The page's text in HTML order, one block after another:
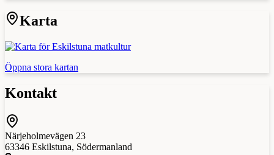
Karta
Öppna stora kartan
Kontakt
Närjeholmevägen 23
63346 Eskilstuna, Södermanland